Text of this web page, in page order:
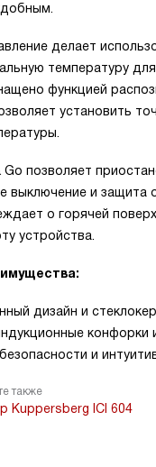
делает
температуру
функцией
установить
позволяет
выключение и защита
о горячей
устройства.
дизайн и
конфорки
и
также
Kuppersberg ICI 604